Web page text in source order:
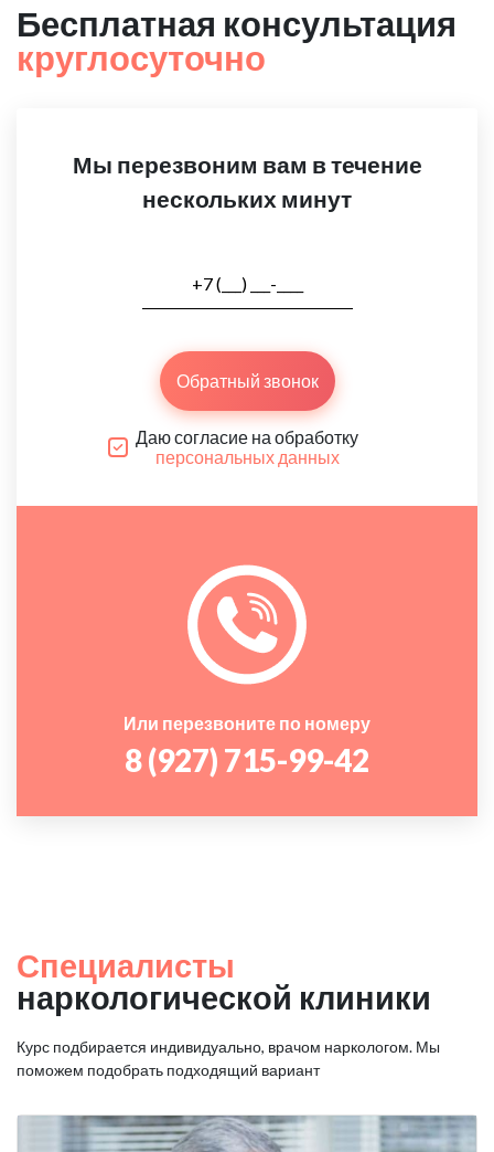
Бесплатная консультация
круглосуточно
Мы перезвоним вам в течение
нескольких минут
Обратный звонок
Даю согласие на обработку
персональных данных
Или перезвоните по номеру
8 (927) 715-99-42
Специалисты
наркологической клиники
Курс подбирается индивидуально, врачом наркологом. Мы
поможем подобрать подходящий вариант